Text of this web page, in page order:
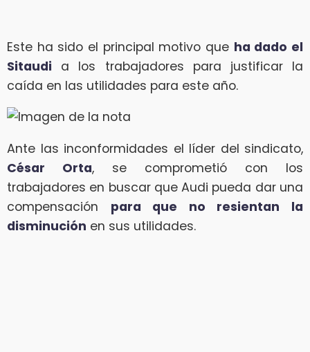
Este ha sido el principal motivo que ha dado el
Sitaudi a los trabajadores para justificar la
caída en las utilidades para este año.
Ante las inconformidades el líder del sindicato,
César Orta, se comprometió con los
trabajadores en buscar que Audi pueda dar una
compensación para que no resientan la
disminución en sus utilidades.